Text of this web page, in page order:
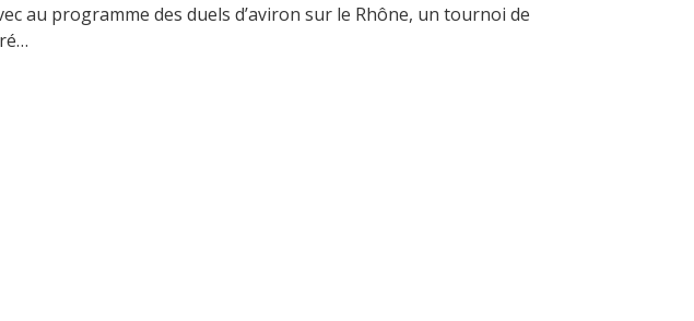
au programme des duels d’aviron sur le Rhône, un tournoi de